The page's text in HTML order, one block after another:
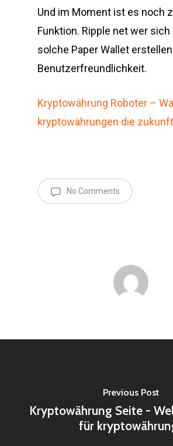
Und im Moment ist es noch
Funktion. Ripple net wer sich
solche Paper Wallet
Benutzerfreundlichkeit.
Kryptowährung Roboter –
kryptowährungen die
No Comments
Previous Post
Kryptowährung Seite -
für